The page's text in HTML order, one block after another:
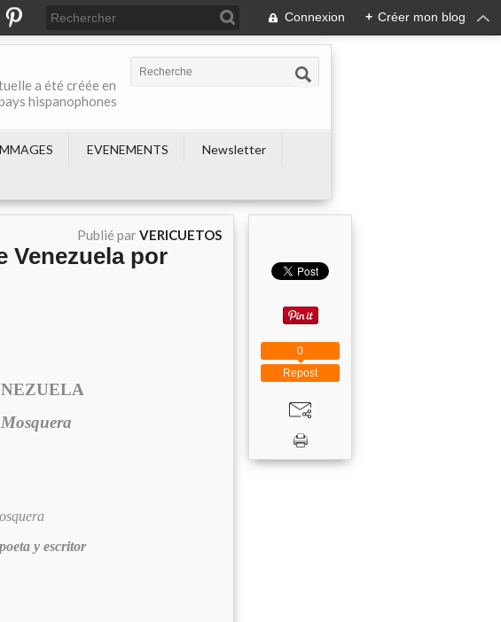
Connexion + Créer mon blog
a été créée en
hispanophones
EVENEMENTS
Newsletter
Publié parVERICUETOS
Venezuela por
y escritor
Repost
0